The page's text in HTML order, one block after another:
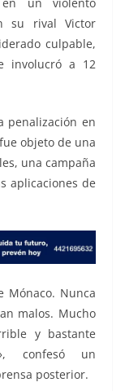
su rival Victor
culpable,
involucró a 12
penalización en
objeto de una
una campaña
aplicaciones de
Mónaco. Nunca
malos. Mucho
y bastante
confesó un
posterior.